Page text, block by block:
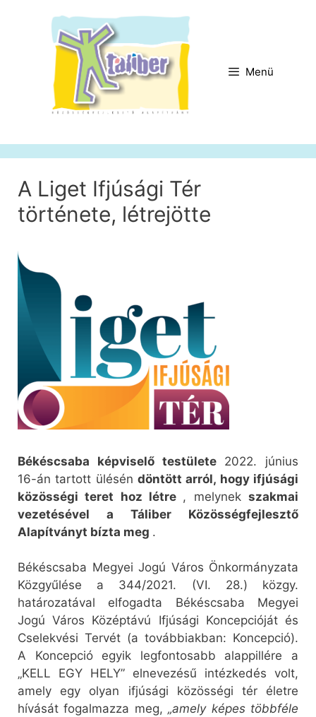
tartalomba
Menü
A Liget Ifjúsági Tér
története, létrejötte
Békéscsaba képviselő testülete2022. június
16-án tartott ülésén döntött arról, hogy ifjúsági
közösségi teret hoz létre , melynekszakmai
vezetésével a Táliber Közösségfejlesztő
Alapítványt bízta meg .
Békéscsaba Megyei Jogú Város Önkormányzata
Közgyűlése a 344/2021. (VI. 28.) közgy.
határozatával elfogadta Békéscsaba Megyei
Jogú Város Középtávú Ifjúsági Koncepcióját és
Cselekvési Tervét (a továbbiakban: Koncepció).
A Koncepció egyik legfontosabb alappillére a
„KELL EGY HELY” elnevezésű intézkedés volt,
amely egy olyan ifjúsági közösségi tér életre
hívását fogalmazza meg,„amely képes többféle